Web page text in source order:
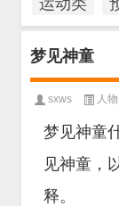
梦见神童
sxws 人物
梦见神童
见神童，
释。